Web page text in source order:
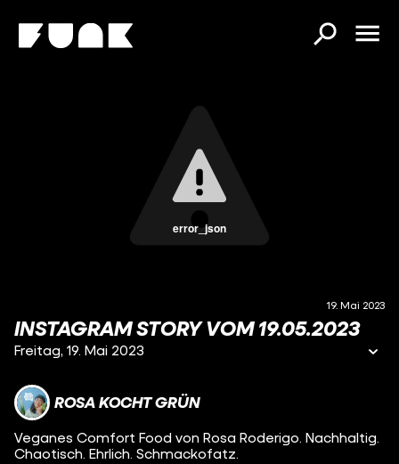
error_json
19. Mai 2023
INSTAGRAM STORY VOM 19.05.2023
Freitag, 19. Mai 2023
ROSA KOCHT GRÜN
Veganes Comfort Food von Rosa Roderigo. Nachhaltig.
Chaotisch. Ehrlich. Schmackofatz.